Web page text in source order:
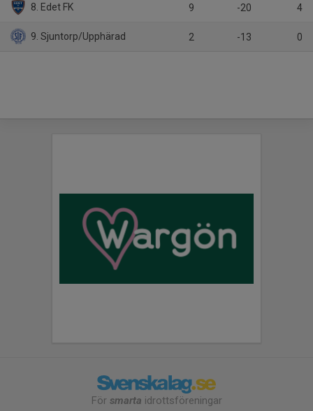
8. Edet FK 9 -20 4
9. Sjuntorp/Upphärad 2 -13 0
För smarta idrottsföreningar